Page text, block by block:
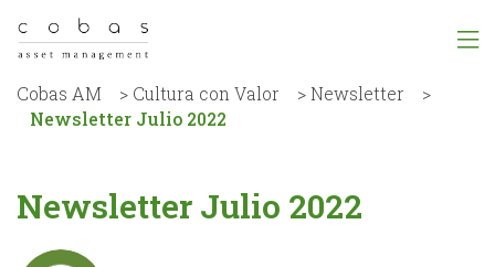
Cobas AM > Cultura con Valor >Newsletter
>
Newsletter Julio 2022
Newsletter Julio 2022